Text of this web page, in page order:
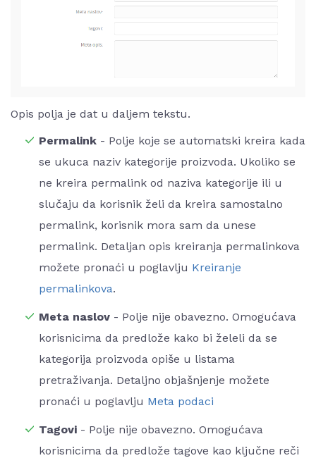
Opis polja je dat u daljem tekstu.
Permalink - Polje koje se automatski kreira kada
se ukuca naziv kategorije proizvoda. Ukoliko se
ne kreira permalink od naziva kategorije ili u
slučaju da korisnik želi da kreira samostalno
permalink, korisnik mora sam da unese
permalink. Detaljan opis kreiranja permalinkova
možete pronaći u poglavlju Kreiranje
permalinkova.
Meta naslov - Polje nije obavezno. Omogućava
korisnicima da predlože kako bi želeli da se
kategorija proizvoda opiše u listama
pretraživanja. Detaljno objašnjenje možete
pronaći u poglavlju Meta podaci
Tagovi - Polje nije obavezno. Omogućava
korisnicima da predlože tagove kao ključne reči